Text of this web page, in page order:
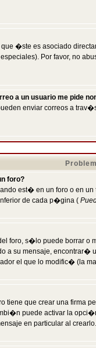
�ste es asociado
Por favor, no
a un usuario me pide
enviar correos a
foro?
est� en un foro o en
de cada p�gina (
foro, s�lo puede borrar o
a su mensaje, encontrar�
el que lo modific� (la
tiene que crear una firma
puede activar la
en particular al crearlo.